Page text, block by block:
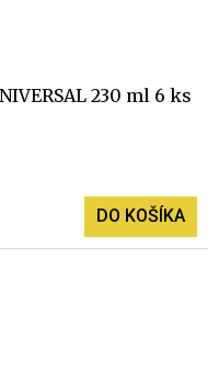
230 ml 6 ks
DO KOŠÍKA